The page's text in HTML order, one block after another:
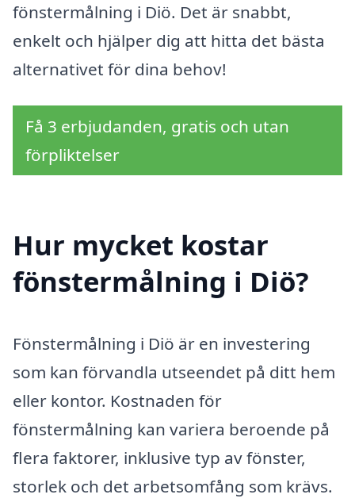
fönstermålning i Diö. Det är snabbt,
enkelt och hjälper dig att hitta det bästa
alternativet för dina behov!
Få 3 erbjudanden, gratis och utan
förpliktelser
Hur mycket kostar
fönstermålning i Diö?
Fönstermålning i Diö är en investering
som kan förvandla utseendet på ditt hem
eller kontor. Kostnaden för
fönstermålning kan variera beroende på
flera faktorer, inklusive typ av fönster,
storlek och det arbetsomfång som krävs.